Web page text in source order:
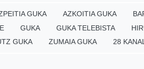
GUKA AZKOITIA GUKA
GUKA GUKA TELEBISTA
GUKA ZUMAIA GUKA 28